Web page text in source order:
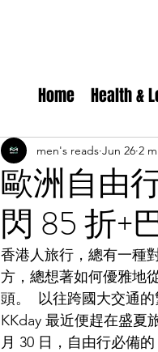
Home Health &
歐洲自由
閃 85 折+
men's reads Jun 26 2
香港人旅行，總有一種
方，總想著如何優雅地
頭。  以往跨國大交通
KKday 最近便趕在盛
月 30 日，自由行必備